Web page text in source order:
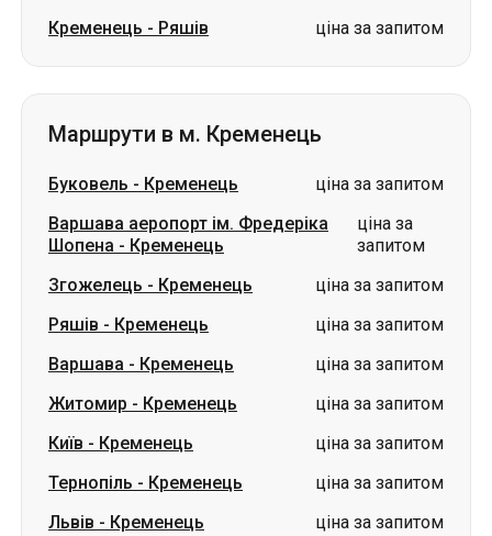
Кременець - Ряшів ціна за запитом
Маршрути в м. Кременець
Буковель - Кременець
ціна за запитом
Варшава аеропорт ім. Фредеріка
Шопена - Кременець
ціна за
запитом
Згожелець - Кременець
ціна за запитом
Ряшів - Кременець
ціна за запитом
Варшава - Кременець
ціна за запитом
Житомир - Кременець
ціна за запитом
Київ - Кременець
ціна за запитом
Тернопіль - Кременець
ціна за запитом
Львів - Кременець
ціна за запитом